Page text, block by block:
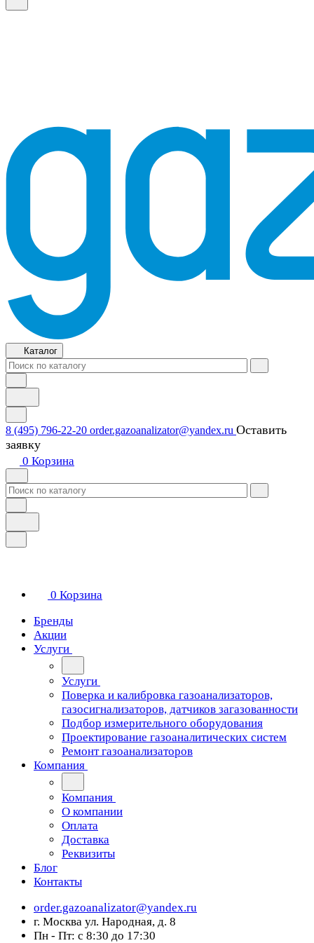
Каталог
8 (495) 796-22-20 order.gazoanalizator@yandex.ru Оставить
заявку
0 Корзина
0 Корзина
Бренды
Акции
Услуги
Услуги
Поверка и калибровка газоанализаторов,
газосигнализаторов, датчиков загазованности
Подбор измерительного оборудования
Проектирование газоаналитических систем
Ремонт газоанализаторов
Компания
Компания
О компании
Оплата
Доставка
Реквизиты
Блог
Контакты
order.gazoanalizator@yandex.ru
г. Москва ул. Народная, д. 8
Пн - Пт: с 8:30 до 17:30